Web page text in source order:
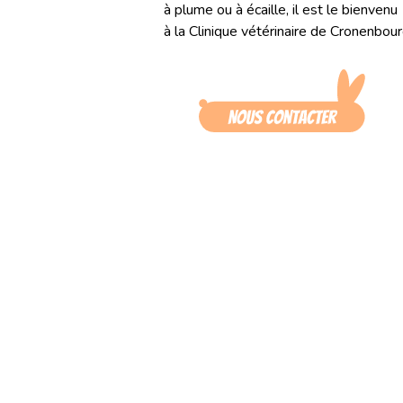
à plume ou à écaille, il est le bienvenu
à la Clinique vétérinaire de